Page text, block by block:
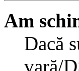
Am
Dacă
vară/